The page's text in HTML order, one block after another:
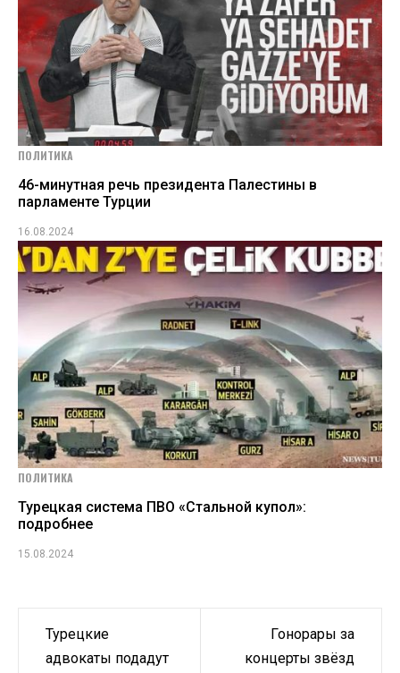
ПОЛИТИКА
46-минутная речь президента Палестины в
парламенте Турции
16.08.2024
ПОЛИТИКА
Турецкая система ПВО «Стальной купол»:
подробнее
15.08.2024
Навигация
Турецкие
адвокаты подадут
Гонорары за
концерты звёзд